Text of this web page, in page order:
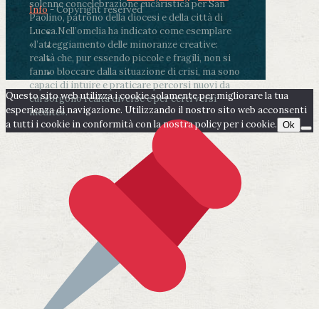
solenne concelebrazione eucaristica per San
Paolino, patrono della diocesi e della città di
Lucca.Nell’omelia ha indicato come esemplare
«l’atteggiamento delle minoranze creative:
realtà che, pur essendo piccole e fragili, non si
fanno bloccare dalla situazione di crisi, ma sono
capaci di intuire e praticare percorsi nuovi da
cui sorgono realtà diverse e per certi versi
inedite».
Info- Copyright reserved
Questo sito web utilizza i cookie solamente per migliorare la tua
esperienza di navigazione. Utilizzando il nostro sito web acconsenti
a tutti i cookie in conformità con la nostra policy per i cookie. Ok